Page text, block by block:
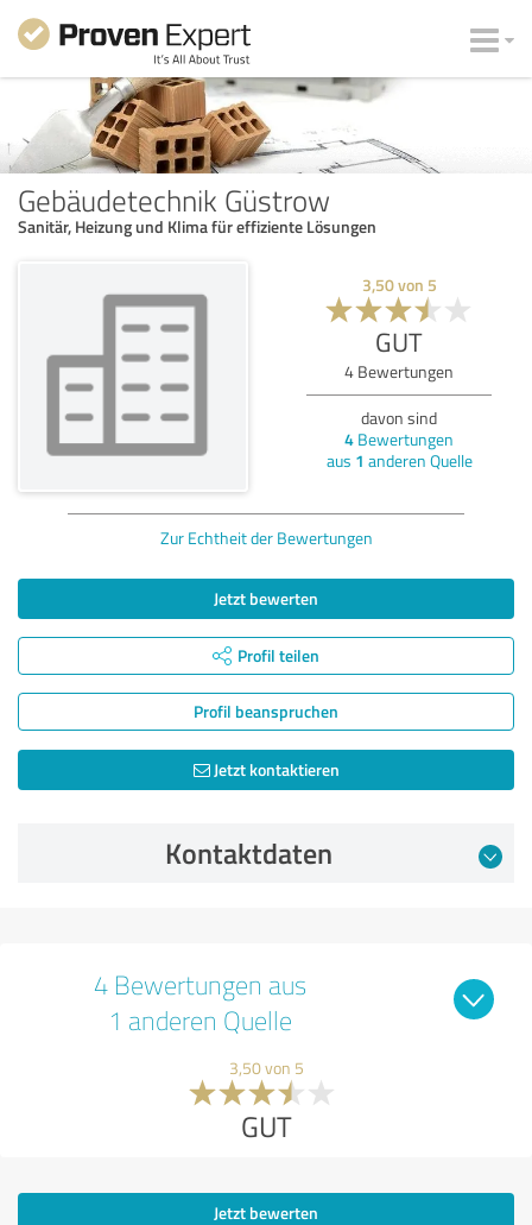
Gebäudetechnik Güstrow
Sanitär, Heizung und Klima für effiziente Lösungen
3,50von 5
GUT
4 Bewertungen
davon sind
4 Bewertungen
aus 1 anderen Quelle
Zur Echtheit der Bewertungen
Jetzt bewerten
Profil teilen
Profil beanspruchen
Jetzt kontaktieren
Kontaktdaten
4 Bewertungen aus
1 anderen Quelle
3,50 von 5
GUT
Jetzt bewerten